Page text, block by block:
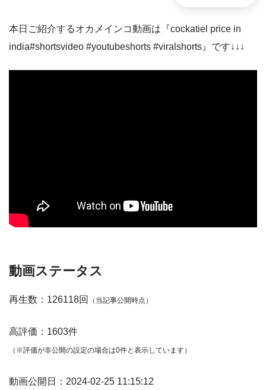
本日ご紹介するオカメインコ動画は『cockatiel price in
india#shortsvideo #youtubeshorts #viralshorts』です↓↓↓
動画ステータス
再生数：126118回 （当記事公開時点）
高評価：1603件
（※評価が非公開の設定の場合は0件と表示しています）
動画公開日：2024-02-25 11:15:12